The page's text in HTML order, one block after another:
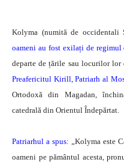
Kolyma (numită de occidentali
oameni au fost exilați de regimul
departe de țările sau locurilor
Preafericitul Kirill, Patriarh al
Ortodoxă din Magadan,
catedrală din Orientul Îndepărtat.
Patriarhul a spus: „Kolyma este
oameni pe pământul acesta,